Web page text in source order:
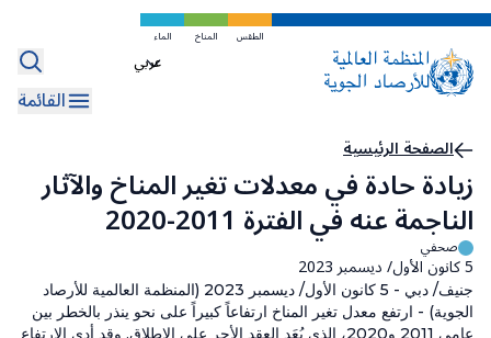
تخطي
المحتوى
الرئيسي
الطقس المناخ الماء
Select
your
القائمة
مسار
التنقل
الصفحة الرئيسية
زيادة حادة في معدلات تغير المناخ والآثار
الناجمة عنه في الفترة 2011-2020
صحفي
5 كانون الأول/ ديسمبر 2023
جنيف/ دبي - 5 كانون الأول/ ديسمبر 2023 (المنظمة العالمية للأرصاد
الجوية) - ارتفع معدل تغير المناخ ارتفاعاً كبيراً على نحو ينذر بالخطر بين
عامي 2011 و2020، الذي يُعَد العقد الأحر على الإطلاق. وقد أدى الارتفاع